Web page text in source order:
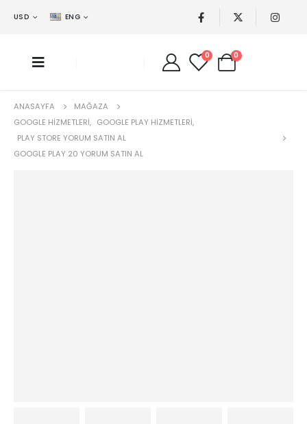
USD ENG
0 0
ANASAYFA
MAĞAZA
GOOGLE HIZMETLERI, GOOGLE PLAY HIZMETLERI,
PLAY STORE YORUM SATIN AL
GOOGLE PLAY 20 YORUM SATIN AL